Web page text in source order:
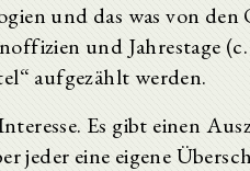
und das was von den
und Jahrestage
aufgezählt werden.
Es gibt einen
jeder eine eigene